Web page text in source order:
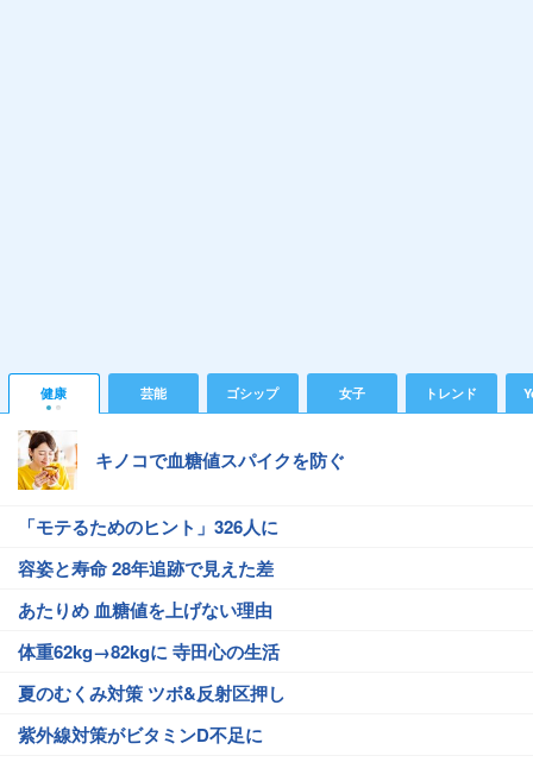
健康 芸能 ゴシップ 女子 トレンド
キノコで血糖値スパイクを防ぐ
「モテるためのヒント」326人に
容姿と寿命 28年追跡で見えた差
あたりめ 血糖値を上げない理由
体重62kg→82kgに 寺田心の生活
夏のむくみ対策 ツボ&反射区押し
紫外線対策がビタミンD不足に